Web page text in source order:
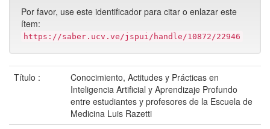
Por favor, use este identificador para citar o enlazar este
ítem:
https://saber.ucv.ve/jspui/handle/10872/22946
Título :
Conocimiento, Actitudes y Prácticas en
Inteligencia Artificial y Aprendizaje Profundo
entre estudiantes y profesores de la Escuela de
Medicina Luis Razetti